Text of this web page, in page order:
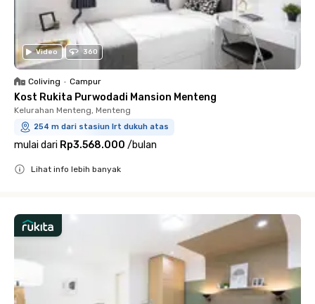
Video 360
Coliving • Campur
Kost Rukita Purwodadi Mansion Menteng
Kelurahan Menteng, Menteng
254 m dari stasiun lrt dukuh atas
mulai dari Rp3.568.000 /bulan
Lihat info lebih banyak